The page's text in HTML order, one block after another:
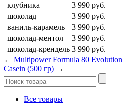
клубника
3 990 руб.
шоколад
3 990 руб.
ваниль-карамель
3 990 руб.
шоколад-ментол
3 990 руб.
шоколад-крендель 3 990 руб.
← Multipower Formula 80
Casein (500 гр) →
Все товары